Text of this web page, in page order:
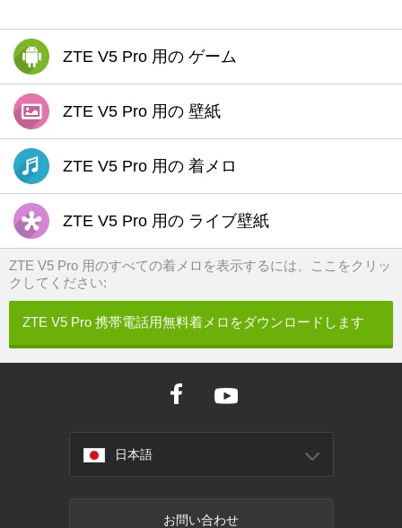
ZTE V5 Pro 用の ゲーム
ZTE V5 Pro 用の 壁紙
ZTE V5 Pro 用の 着メロ
ZTE V5 Pro 用の ライブ壁紙
ZTE V5 Pro 用のすべての着メロを表示するには、ここをクリッ
クしてください:
ZTE V5 Pro 携帯電話用無料着メロをダウンロードします
日本語
お問い合わせ